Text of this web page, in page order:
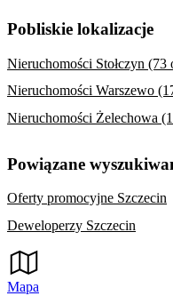
Pobliskie lokalizacje
Nieruchomości Stołczyn (73
Nieruchomości Warszewo
Nieruchomości Żelechowa
Powiązane
Oferty promocyjne Szczecin
Deweloperzy Szczecin
Mapa